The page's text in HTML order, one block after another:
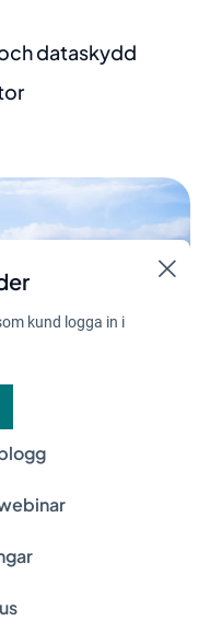
kund logga in i
dataskydd
i en